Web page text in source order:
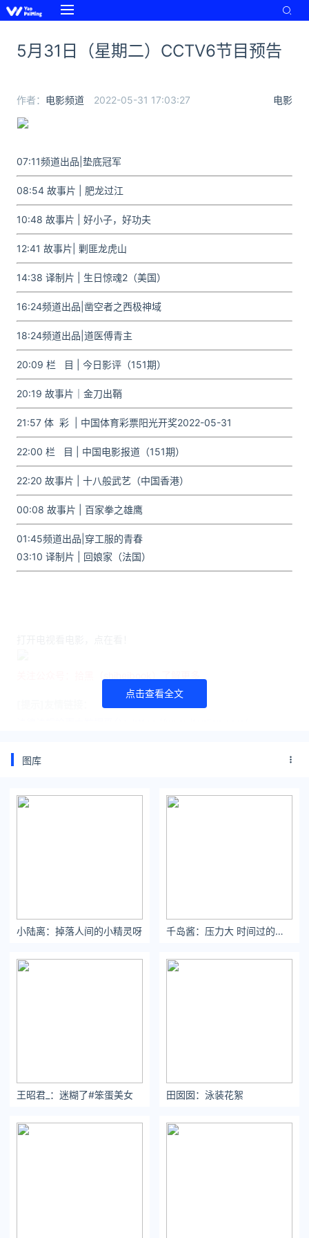
5月31日（星期二）CCTV6节目预告
电影
作者： 电影频道 2022-05-31 17:03:27
07:11频道出品 |垫底冠军
08:54 故事片 | 肥龙过江
10:48 故事片 | 好小子，好功夫
12:41 故事片 | 剿匪龙虎山
14:38 译制片 | 生日惊魂2（美国）
16:24频道出品 |凿空者之西极神域
18:24频道出品 |道医傅青主
20:09 栏 目 | 今日影评（151期）
20:19 故事片｜金刀出鞘
21:57 体 彩 | 中国体育彩票阳光开奖2022-05-31
22:00 栏 目 | 中国电影报道（151期）
22:20 故事片 | 十八般武艺（中国香港）
00:08 故事片 | 百家拳之雄鹰
01:45频道出品 |穿工服的青春
03:10 译制片
| 回娘家（法国）
让资讯触达的更精准有趣：https://www.0xu.cn/
本文由
发表，转载此文章须经作者同意，并请附上出处
点击查看全文
图库
小陆离：掉落人间的小精灵呀 千岛酱：压力大 时间过的很快 有些话你要早点说
王昭君_：迷糊了#笨蛋美女 田囡囡：泳装花絮